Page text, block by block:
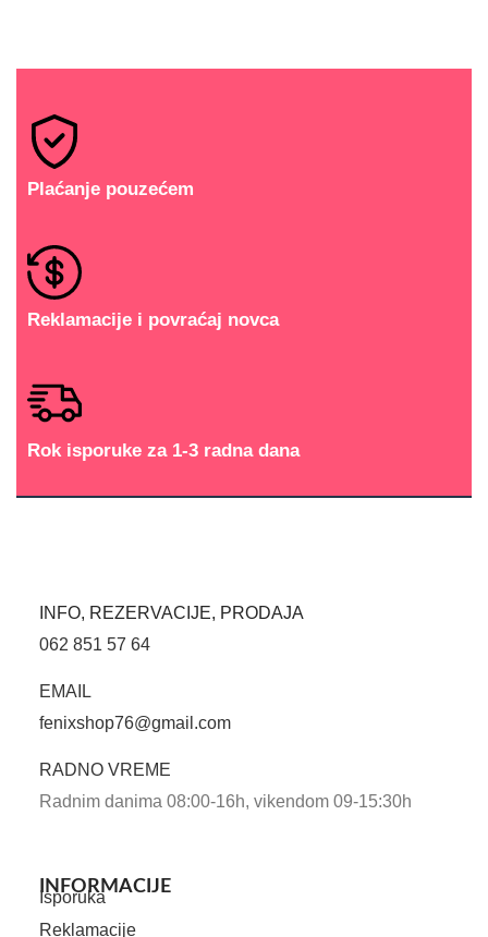
Plaćanje pouzećem
Reklamacije i povraćaj novca
Rok isporuke za 1-3 radna dana
INFO, REZERVACIJE, PRODAJA
062 851 57 64
EMAIL
fenixshop76@gmail.com
RADNO VREME
Radnim danima 08:00-16h, vikendom 09-15:30h
INFORMACIJE
Isporuka
Reklamacije